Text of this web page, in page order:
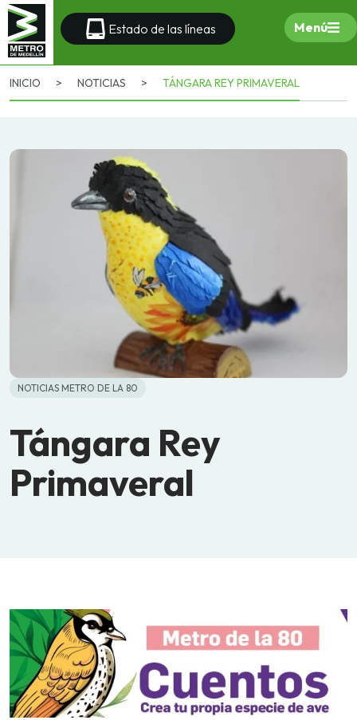
Estado de las líneas Menú
INICIO > NOTICIAS > TÁNGARA REY PRIMAVERAL
NOTICIAS METRO DE LA 80
Tángara Rey
Primaveral